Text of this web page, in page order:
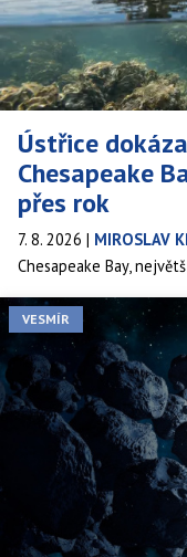
Ústřice
Chesapeake
přes rok
7. 8. 2026 | MIROSLAV
Chesapeake Bay,
hostilo tak husté
profiltrovat za pouhý
trvá stejný úkol zbylé
obnovy ale ukazují, že
VESMÍR